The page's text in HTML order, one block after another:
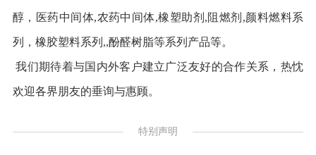
醇，医药中间体,农药中间体,橡塑助剂,阻燃剂,颜料燃料系
列，橡胶塑料系列,,酚醛树脂等系列产品等。
我们期待着与国内外客户建立广泛友好的合作关系，热忱
欢迎各界朋友的垂询与惠顾。
特别声明